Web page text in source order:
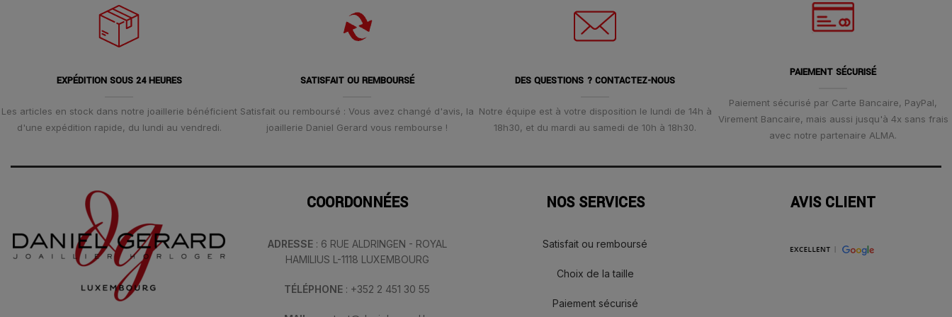
EXPÉDITION SOUS 24 HEURES
Les articles en stock dans notre joaillerie bénéficient
d'une expédition rapide, du lundi au vendredi.
SATISFAIT OU REMBOURSÉ
Satisfait ou remboursé : Vous avez changé d'avis, la
joaillerie Daniel Gerard vous rembourse !
DES QUESTIONS ? CONTACTEZ-NOUS
Notre équipe est à votre disposition le lundi de 14h à
18h30, et du mardi au samedi de 10h à 18h30.
PAIEMENT SÉCURISÉ
Paiement sécurisé par Carte Bancaire, PayPal,
Virement Bancaire, mais aussi jusqu'à 4x sans frais
avec notre partenaire ALMA.
COORDONNÉES
ADRESSE: 6 RUE ALDRINGEN - ROYAL
HAMILIUS L-1118 LUXEMBOURG
TÉLÉPHONE : +352 2 451 30 55
NOS SERVICES
Satisfait ou remboursé
Choix de la taille
Paiement sécurisé
AVIS CLIENT